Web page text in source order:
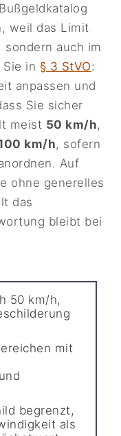
weil das Limit
auch im
in § 3 StVO:
anpassen und
Sie sicher
meist 50 km/h,
km/h, sofern
Auf
ohne generelles
das
bleibt bei
50 km/h,
mit
begrenzt,
als